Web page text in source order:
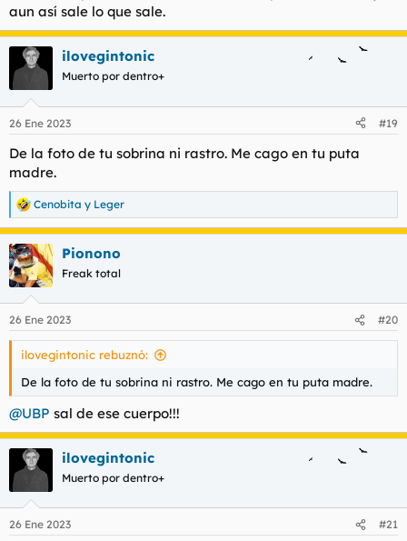
aun así sale lo que sale.
ilovegintonic
Muerto por dentro+
26 Ene 2023 #19
De la foto de tu sobrina ni rastro. Me cago en tu puta
madre.
R
e
a
c
c
i
e
s
Cenobita y Leger
Pionono
Freak total
26 Ene 2023 #20
ilovegintonic rebuznó:
De la foto de tu sobrina ni rastro. Me cago en tu puta madre.
@UBP sal de ese cuerpo!!!
ilovegintonic
Muerto por dentro+
26 Ene 2023 #21